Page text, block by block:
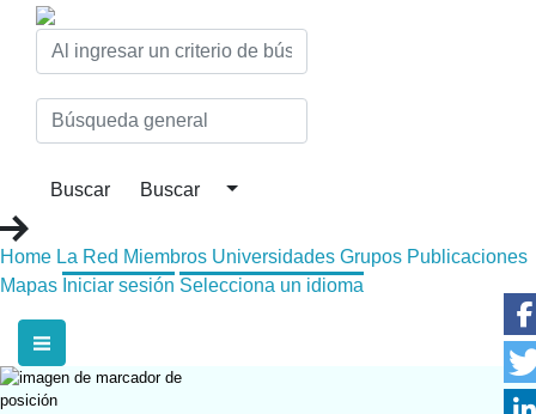
Home La Red Miembros Universidades Grupos Publicaciones
Mapas Iniciar sesión Selecciona un idioma